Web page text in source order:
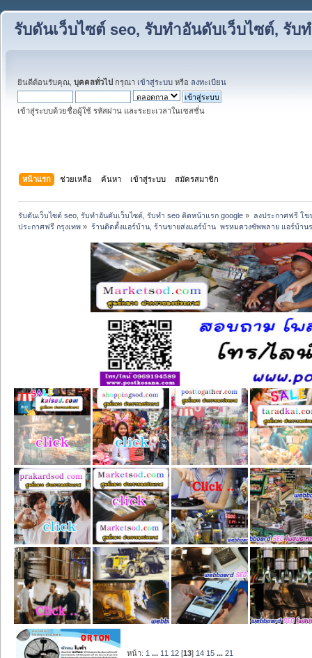
รับดันเว็บไซต์ seo, รับทำอันดับเว็บไซต์, รับ
ยินดีต้อนรับคุณ, บุคคลทั่วไป กรุณา เข้าสู่ระบบ หรือ ลงทะเบียน
เข้าสู่ระบบด้วยชื่อผู้ใช้ รหัสผ่าน และระยะเวลาในเซสชั่น
หน้าแรก ช่วยเหลือ ค้นหา เข้าสู่ระบบ สมัครสมาชิก
รับดันเว็บไซต์ seo, รับทำอันดับเว็บไซต์, รับทำ seo ติดหน้าแรก google » ลงประกาศฟรี โ
ประกาศฟรี กรุงเทพ » ร้านติดตั้งแอร์บ้าน, ร้านขายส่งแอร์บ้าน  พรหมดวงซัพพลาย แอร์บ้าน
หน้า: 1 ... 11 12 [13] 14 15 ...21